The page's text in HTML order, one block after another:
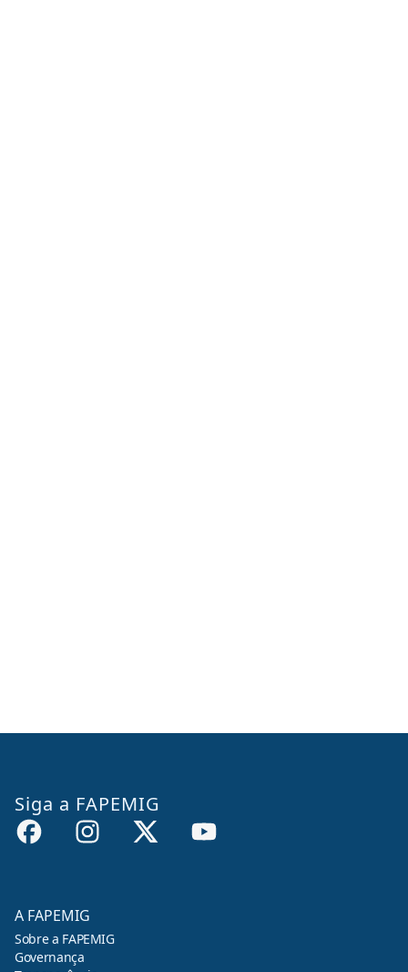
Siga a FAPEMIG
A FAPEMIG
Sobre a FAPEMIG
Governança